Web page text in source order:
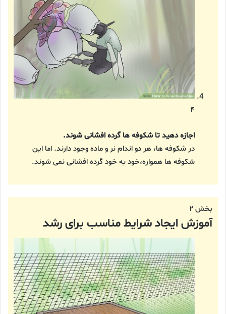
۴
اجازه دهید تا شکوفه ها گرده افشانی شوند.
در شکوفه ها، هر دو اندام نر و ماده وجود دارند. اما این
شکوفه ها همواره،خود به خود گرده افشانی نمی شوند.
بخش ۲
آموزش ایجاد شرایط مناسب برای رشد